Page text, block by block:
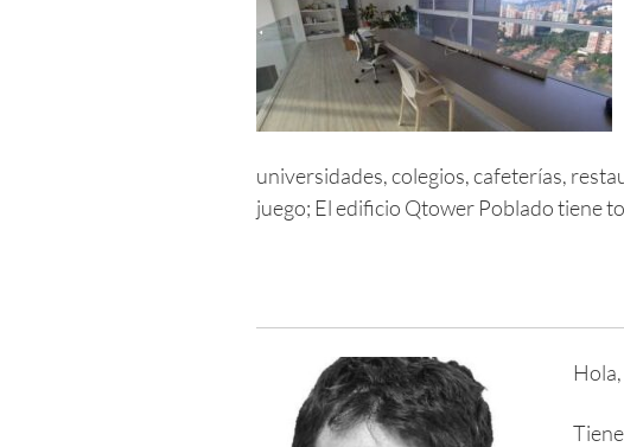
universidades, colegios, cafeterías,
juego; El edificio Qtower Poblado tiene